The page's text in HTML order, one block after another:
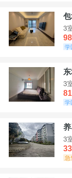
3
学
3
学
3
急